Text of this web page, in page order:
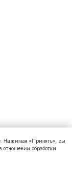
Нажимая «Принять», вы
в отношении обработки